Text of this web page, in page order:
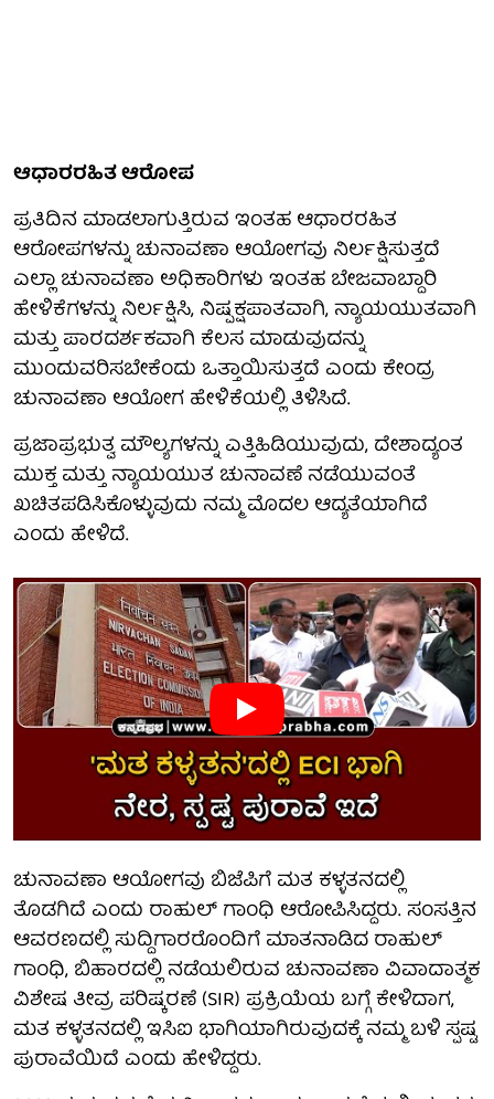
ಆಧಾರರಹಿತ ಆರೋಪ
ಪ್ರತಿದಿನ ಮಾಡಲಾಗುತ್ತಿರುವ ಇಂತಹ ಆಧಾರರಹಿತ
ಆರೋಪಗಳನ್ನು ಚುನಾವಣಾ ಆಯೋಗವು ನಿರ್ಲಕ್ಷಿಸುತ್ತದೆ
ಎಲ್ಲಾ ಚುನಾವಣಾ ಅಧಿಕಾರಿಗಳು ಇಂತಹ ಬೇಜವಾಬ್ದಾರಿ
ಹೇಳಿಕೆಗಳನ್ನು ನಿರ್ಲಕ್ಷಿಸಿ, ನಿಷ್ಪಕ್ಷಪಾತವಾಗಿ, ನ್ಯಾಯಯುತವಾಗಿ
ಮತ್ತು ಪಾರದರ್ಶಕವಾಗಿ ಕೆಲಸ ಮಾಡುವುದನ್ನು
ಮುಂದುವರಿಸಬೇಕೆಂದು ಒತ್ತಾಯಿಸುತ್ತದೆ ಎಂದು ಕೇಂದ್ರ
ಚುನಾವಣಾ ಆಯೋಗ ಹೇಳಿಕೆಯಲ್ಲಿ ತಿಳಿಸಿದೆ.
ಪ್ರಜಾಪ್ರಭುತ್ವ ಮೌಲ್ಯಗಳನ್ನು ಎತ್ತಿಹಿಡಿಯುವುದು, ದೇಶಾದ್ಯಂತ
ಮುಕ್ತ ಮತ್ತು ನ್ಯಾಯಯುತ ಚುನಾವಣೆ ನಡೆಯುವಂತೆ
ಖಚಿತಪಡಿಸಿಕೊಳ್ಳುವುದು ನಮ್ಮ ಮೊದಲ ಆದ್ಯತೆಯಾಗಿದೆ
ಎಂದು ಹೇಳಿದೆ.
ಚುನಾವಣಾ ಆಯೋಗವು ಬಿಜೆಪಿಗೆ ಮತ ಕಳ್ಳತನದಲ್ಲಿ
ತೊಡಗಿದೆ ಎಂದು ರಾಹುಲ್ ಗಾಂಧಿ ಆರೋಪಿಸಿದ್ದರು. ಸಂಸತ್ತಿನ
ಆವರಣದಲ್ಲಿ ಸುದ್ದಿಗಾರರೊಂದಿಗೆ ಮಾತನಾಡಿದ ರಾಹುಲ್
ಗಾಂಧಿ, ಬಿಹಾರದಲ್ಲಿ ನಡೆಯಲಿರುವ ಚುನಾವಣಾ ವಿವಾದಾತ್ಮಕ
ವಿಶೇಷ ತೀವ್ರ ಪರಿಷ್ಕರಣೆ (SIR) ಪ್ರಕ್ರಿಯೆಯ ಬಗ್ಗೆ ಕೇಳಿದಾಗ,
ಮತ ಕಳ್ಳತನದಲ್ಲಿ ಇಸಿಐ ಭಾಗಿಯಾಗಿರುವುದಕ್ಕೆ ನಮ್ಮ ಬಳಿ ಸ್ಪಷ್ಟ
ಪುರಾವೆಯಿದೆ ಎಂದು ಹೇಳಿದ್ದರು.